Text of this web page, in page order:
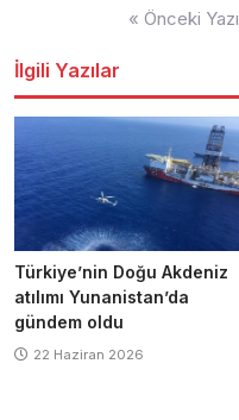
« Önceki Yazı
İlgili Yazılar
Türkiye’nin Doğu Akdeniz
atılımı Yunanistan’da
gündem oldu
22 Haziran 2026